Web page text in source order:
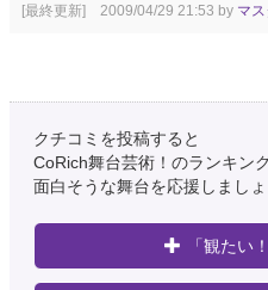
[最終更新] 2009/04/29 21:53 by マ
クチコミを投稿すると
CoRich舞台芸術！のランキン
面白そうな舞台を応援しましょ
「観たい